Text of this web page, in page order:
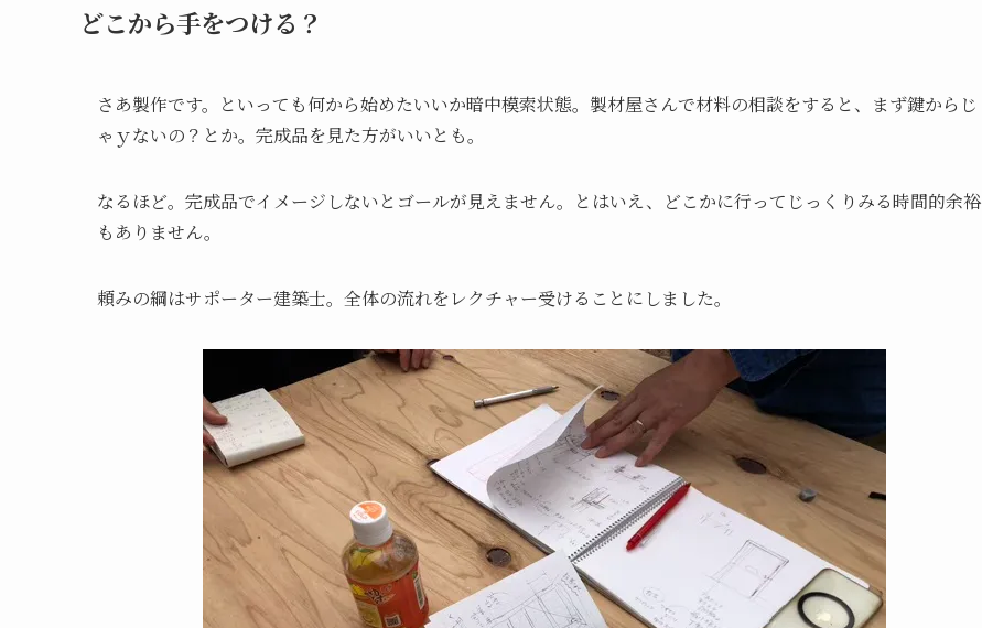
どこから手をつける？
さあ製作です。といっても何から始めたいいか暗中模索状態。製材屋さんで材料の相談をすると、まず鍵からじ
ゃｙないの？とか。完成品を見た方がいいとも。
なるほど。完成品でイメージしないとゴールが見えません。とはいえ、どこかに行ってじっくりみる時間的余裕
もありません。
頼みの綱はサポーター建築士。全体の流れをレクチャー受けることにしました。